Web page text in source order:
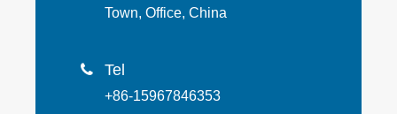
Town, Office, China
 Tel
+86-15967846353